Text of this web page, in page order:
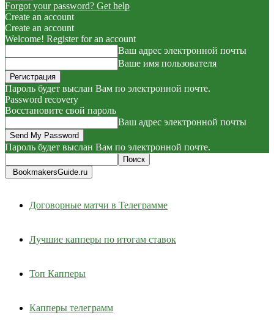
Forgot your password? Get help
Create an account
Create an account
Welcome! Register for an account
Ваш адрес электронной почты
Ваше имя пользователя
Пароль будет выслан Вам по электронной почте.
Password recovery
Восстановите свой пароль
Ваш адрес электронной почты
Пароль будет выслан Вам по электронной почте.
BookmakersGuide.ru
Договорные матчи в Телеграмме
Лучшие капперы по итогам ставок
Топ Капперы
Капперы телеграмм